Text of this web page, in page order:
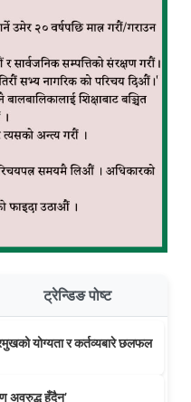
ट्रेन्डिङ पोष्ट
प्रमुखको योग्यता र कर्तव्यबारे छलफल
अवरुद्ध हुँदैन’